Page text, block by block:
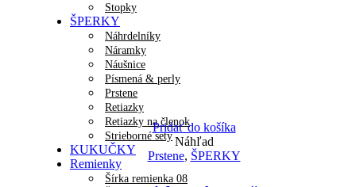
Stopky
ŠPERKY
Náhrdelníky
Náramky
Náušnice
Písmená & perly
Prstene
Retiazky
Retiazky na členok
Strieborné sety
KUKUČKY
Remienky
Šírka remienka 08
Pridať do košíka
Náhľad
Prstene, ŠPERKY